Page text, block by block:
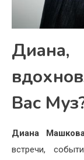
Вас
Диана
встречи,